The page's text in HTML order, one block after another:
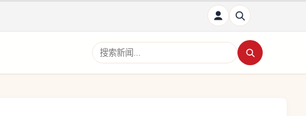
搜索新闻